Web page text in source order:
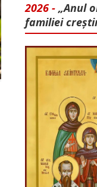
2026 - „Anul
familiei